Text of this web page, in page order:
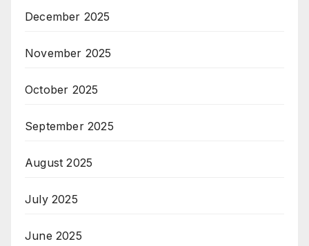
December 2025
November 2025
October 2025
September 2025
August 2025
July 2025
June 2025